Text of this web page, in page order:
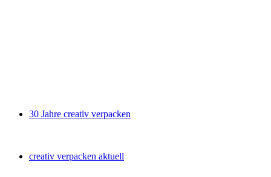
30 Jahre creativ verpacken
creativ verpacken aktuell